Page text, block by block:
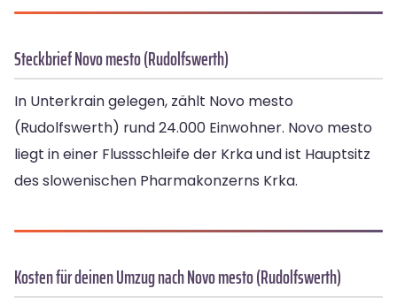
Steckbrief Novo mesto (Rudolfswerth)
In Unterkrain gelegen, zählt Novo mesto
(Rudolfswerth) rund 24.000 Einwohner. Novo mesto
liegt in einer Flussschleife der Krka und ist Hauptsitz
des slowenischen Pharmakonzerns Krka.
Kosten für deinen Umzug nach Novo mesto (Rudolfswerth)